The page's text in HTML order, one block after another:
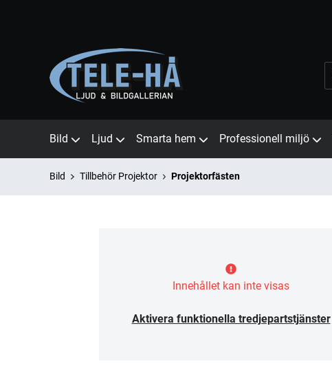
Bild Ljud Smarta hem Professionell miljö
Bild Tillbehör Projektor Projektorfästen
Innehållet kan inte visas
Aktivera funktionella tredjepartstjänster